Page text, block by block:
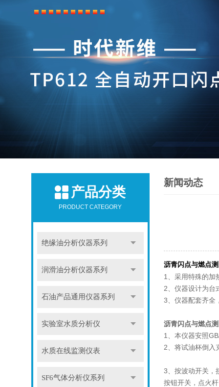
产品分类
PRODUCT CATEGORY
绝缘油分析仪器系列
润滑油分析仪器系列
石油产品通用仪器系列
实验室水质分析仪
水质在线监测仪表
SF6气体分析仪系列
新闻动态
沥青闪点与燃点
1、采用特殊的
2、仪器设计为
3、仪器配套齐全
沥青闪点与燃点
1、本仪器安照
2、将试油杯倒入
3、按波动开关，
按钮开关，点火